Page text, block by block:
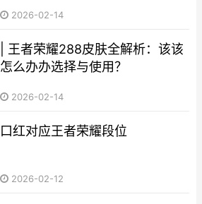
2026-02-14
| 王者荣耀288皮肤全解析：该该
怎么办办选择与使用？
2026-02-14
口红对应王者荣耀段位
2026-02-12